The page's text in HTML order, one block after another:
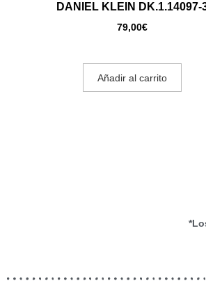
DANIEL KLEIN DK.1.14097-
79,00€
Añadir al carrito